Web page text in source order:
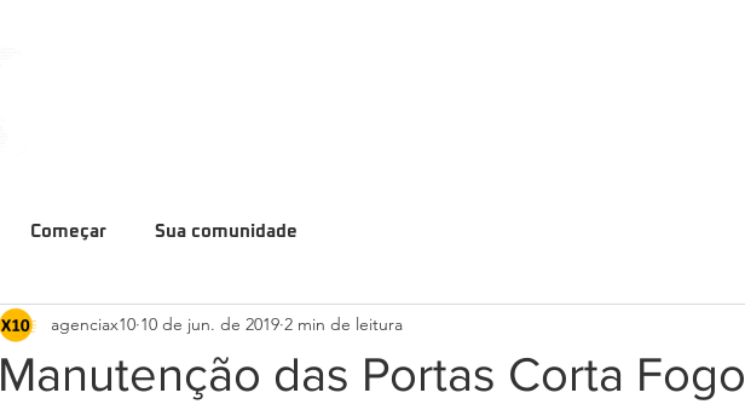
Começar Sua comunidade
Manutenção das Portas Corta Fogo
agenciax10 10 de jun. de 2019 2 min de leitura